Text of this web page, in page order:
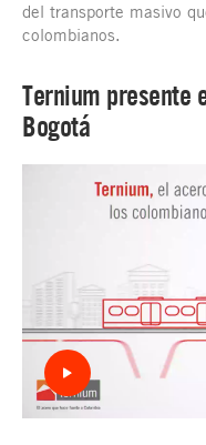
del transporte masivo
colombianos.
Ternium presente
Bogotá